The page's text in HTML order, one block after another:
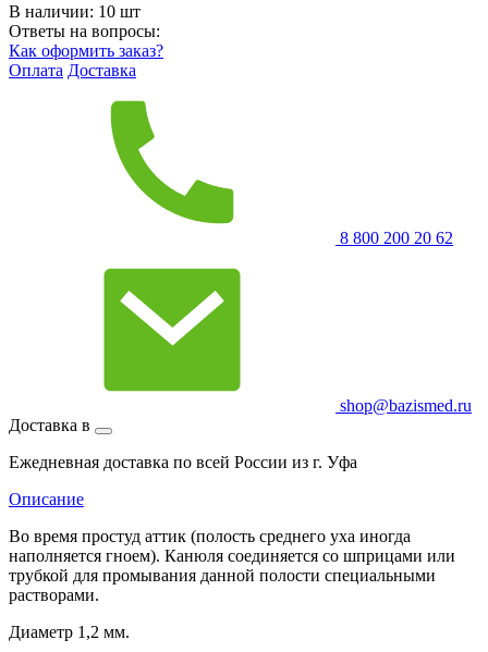
В наличии: 10 шт
Ответы на вопросы:
Как оформить заказ?
Оплата Доставка
8 800 200 20 62
shop@bazismed.ru
Доставка в
Ежедневная доставка по всей России из г. Уфа
Описание
Во время простуд аттик (полость среднего уха иногда
наполняется гноем). Канюля соединяется со шприцами или
трубкой для промывания данной полости специальными
растворами.
Диаметр 1,2 мм.